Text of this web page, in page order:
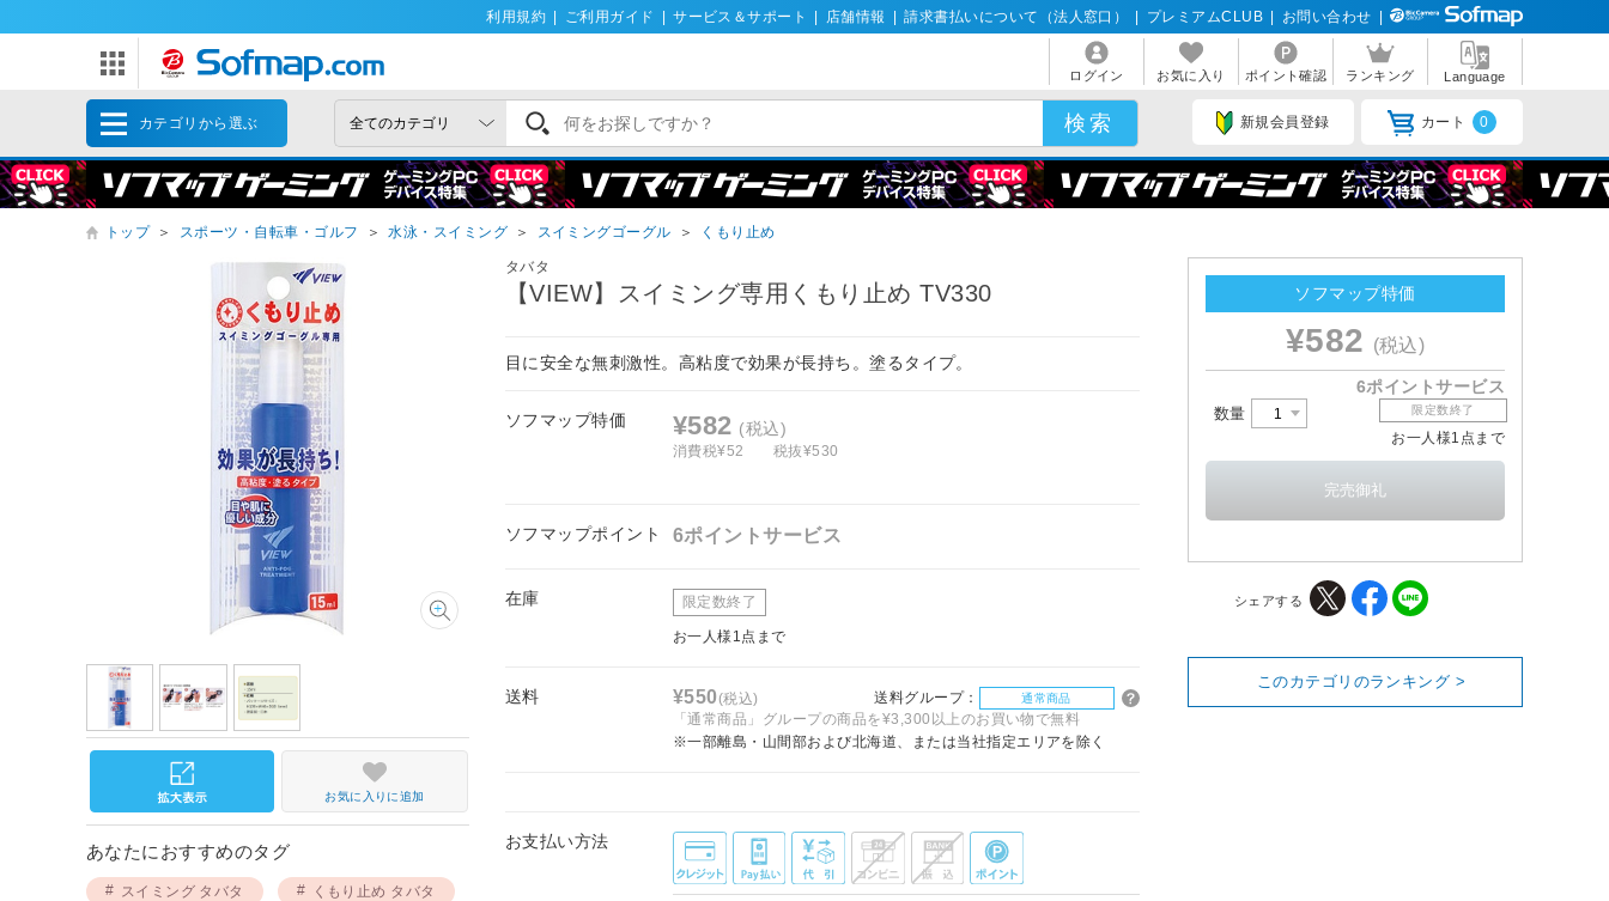
利用規約 ご利用ガイド サービス＆サポート 店舗情報 請求書払いについて（法人窓口） プレミアムCLUB お問い合わせ
ログイン お気に入り ポイント確認 ランキング Language
カテゴリから選ぶ 新規会員登録 カート 0
トップ ＞ スポーツ・自転車・ゴルフ ＞ 水泳・スイミング ＞ スイミングゴーグル ＞ くもり止め
タバタ
【VIEW】スイミング専用くもり止め TV330
目に安全な無刺激性。高粘度で効果が長持ち。塗るタイプ。
ソフマップ特価 ¥582 (税込)
消費税¥52 税抜¥530
ソフマップポイント 6ポイントサービス
在庫 限定数終了
お一人様1点まで
送料 ¥550(税込) 送料グループ： 通常商品
「通常商品」グループの商品を¥3,300以上のお買い物で無料
※一部離島・山間部および北海道、または当社指定エリアを除く
お支払い方法
お気に入りに追加
あなたにおすすめのタグ
スイミング タバタ くもり止め タバタ
ソフマップ特価
¥582 (税込)
6ポイントサービス
数量 限定数終了
お一人様1点まで
シェアする
このカテゴリのランキング >